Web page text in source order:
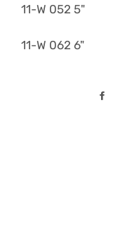
11-W 052 5"
11-W 062 6"